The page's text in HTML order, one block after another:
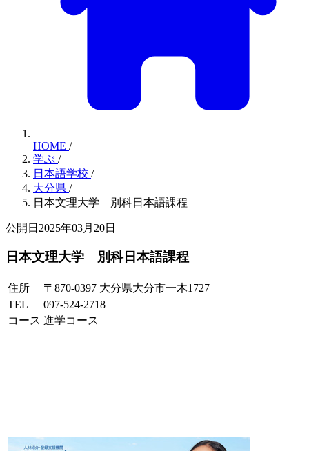
HOME /
学ぶ /
日本語学校 /
大分県 /
日本文理大学 別科日本語課程
公開日2025年03月20日
日本文理大学 別科日本語課程
住所
〒870-0397 大分県大分市一木1727
TEL
097-524-2718
コース 進学コース